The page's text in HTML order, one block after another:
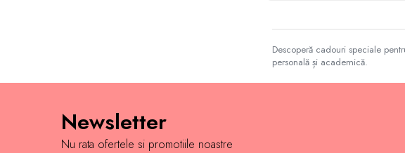
Puzzle bebelusi
Jocuri educative
Descoperă cadouri speciale
personală și academică.
Newsletter
Nu rata ofertele si promotiile noastre